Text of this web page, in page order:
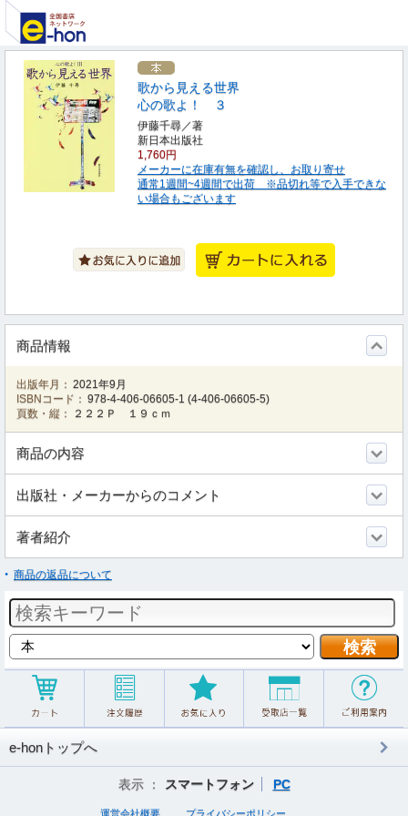
歌から見える世界
心の歌よ！ ３
伊藤千尋／著
新日本出版社
1,760円
メーカーに在庫有無を確認し、お取り寄せ
通常1週間~4週間で出荷 ※品切れ等で入手できな
い場合もございます
商品情報
出版年月： 2021年9月
ISBNコード： 978-4-406-06605-1 (4-406-06605-5)
頁数・縦：
２２２Ｐ １９ｃｍ
商品の内容
出版社・メーカーからのコメント
著者紹介
商品の返品について
e-honトップへ
表示 ： スマートフォン PC
運営会社概要 プライバシーポリシー